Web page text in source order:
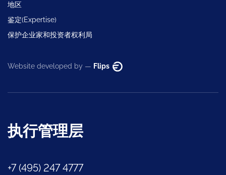
地区
鉴定(Expertise)
保护企业家和投资者权利局
Website developed by — Flips
执行管理层
+7 (495) 247 4777